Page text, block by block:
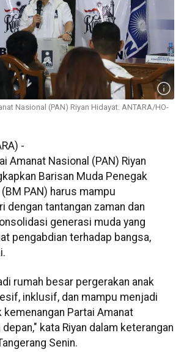
Nasional (PAN) Riyan Hidayat. ANTARA/HO-
-
Amanat Nasional (PAN) Riyan
Barisan Muda Penegak
PAN) harus mampu
dengan tantangan zaman dan
generasi muda yang
pengabdian terhadap bangsa,
rumah besar pergerakan anak
inklusif, dan mampu menjadi
Partai Amanat
kata Riyan dalam keterangan
Senin.